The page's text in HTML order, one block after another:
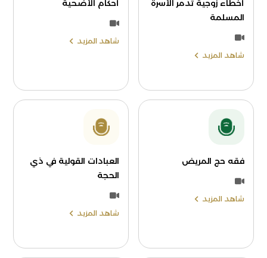
أخطاء زوجية تدمر الأسرة
المسلمة
شاهد المزيد
أحكام الأضحية
شاهد المزيد
فقه حج المريض
شاهد المزيد
العبادات القولية في ذي
الحجة
شاهد المزيد